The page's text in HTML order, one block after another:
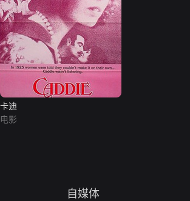
卡迪
电影
自媒体